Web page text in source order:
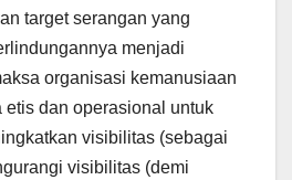
target serangan yang
menjadi
organisasi kemanusiaan
etis dan operasional untuk
visibilitas (sebagai
visibilitas (demi